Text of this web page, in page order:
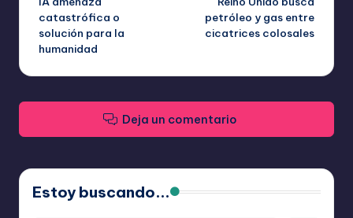
de
entradas
catastrófica o
solución para la
humanidad
petróleo y gas entre
cicatrices colosales
Deja un comentario
Estoy buscando...